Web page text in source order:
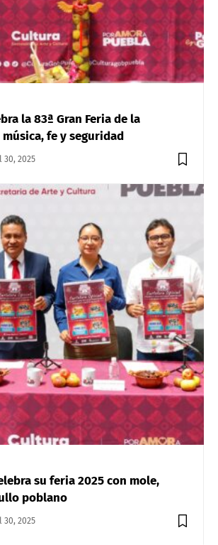
la 83ª Gran Feria de la
música, fe y seguridad
30, 2025
su feria 2025 con mole,
poblano
30, 2025